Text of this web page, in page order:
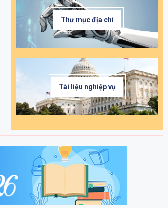
Thư mục địa chí
Tài liệu nghiệp vụ